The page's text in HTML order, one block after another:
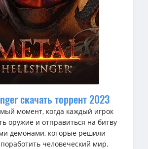
скачать торрент 2023
момент, когда каждый игрок
оружие и отправиться на битву
демонами, которые решили
человеческий мир.